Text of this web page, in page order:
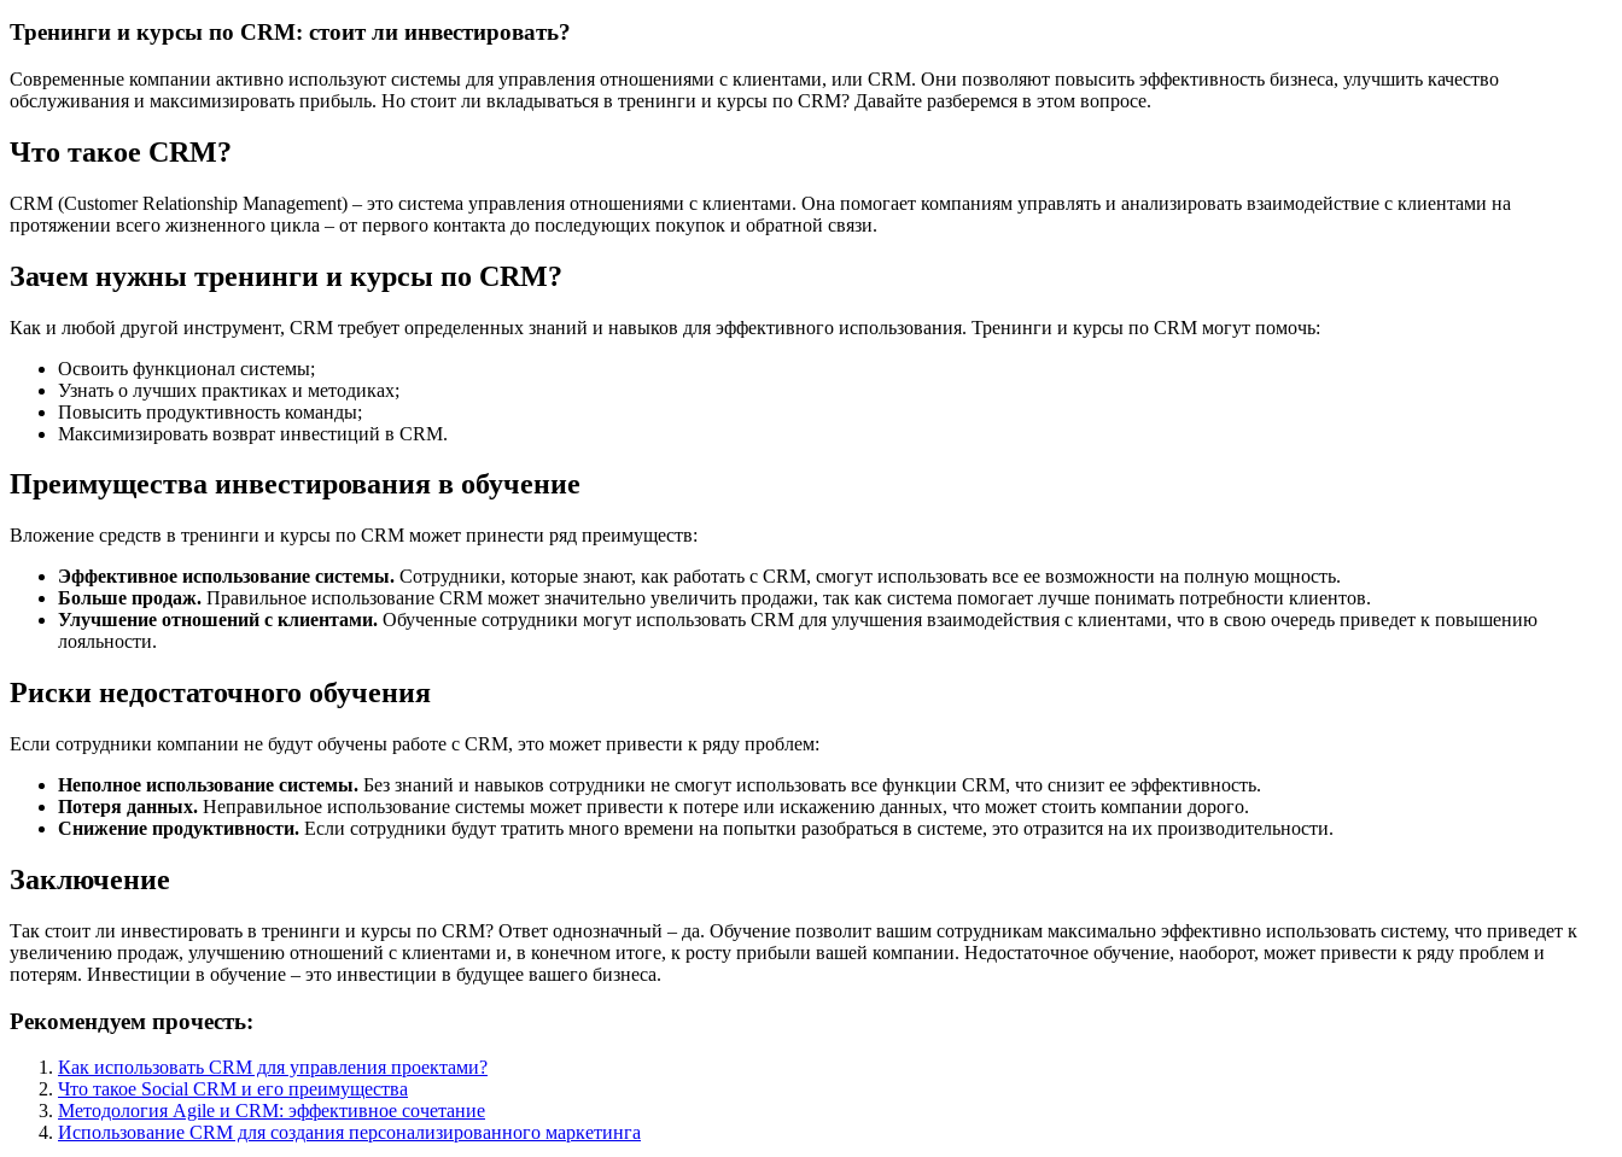
Тренинги и курсы по CRM: стоит ли инвестировать?
Современные компании активно используют системы для управления отношениями с клиентами, или CRM. Они позволяют повысить эффективность бизнеса, улучшить качество
обслуживания и максимизировать прибыль. Но стоит ли вкладываться в тренинги и курсы по CRM? Давайте разберемся в этом вопросе.
Что такое CRM?
CRM (Customer Relationship Management) – это система управления отношениями с клиентами. Она помогает компаниям управлять и анализировать взаимодействие с клиентами на
протяжении всего жизненного цикла – от первого контакта до последующих покупок и обратной связи.
Зачем нужны тренинги и курсы по CRM?
Как и любой другой инструмент, CRM требует определенных знаний и навыков для эффективного использования. Тренинги и курсы по CRM могут помочь:
Освоить функционал системы;
Узнать о лучших практиках и методиках;
Повысить продуктивность команды;
Максимизировать возврат инвестиций в CRM.
Преимущества инвестирования в обучение
Вложение средств в тренинги и курсы по CRM может принести ряд преимуществ:
Эффективное использование системы. Сотрудники, которые знают, как работать с CRM, смогут использовать все ее возможности на полную мощность.
Больше продаж. Правильное использование CRM может значительно увеличить продажи, так как система помогает лучше понимать потребности клиентов.
Улучшение отношений с клиентами. Обученные сотрудники могут использовать CRM для улучшения взаимодействия с клиентами, что в свою очередь приведет к повышению
лояльности.
Риски недостаточного обучения
Если сотрудники компании не будут обучены работе с CRM, это может привести к ряду проблем:
Неполное использование системы. Без знаний и навыков сотрудники не смогут использовать все функции CRM, что снизит ее эффективность.
Потеря данных. Неправильное использование системы может привести к потере или искажению данных, что может стоить компании дорого.
Снижение продуктивности. Если сотрудники будут тратить много времени на попытки разобраться в системе, это отразится на их производительности.
Заключение
Так стоит ли инвестировать в тренинги и курсы по CRM? Ответ однозначный – да. Обучение позволит вашим сотрудникам максимально эффективно использовать систему, что приведет к
увеличению продаж, улучшению отношений с клиентами и, в конечном итоге, к росту прибыли вашей компании. Недостаточное обучение, наоборот, может привести к ряду проблем и
потерям. Инвестиции в обучение – это инвестиции в будущее вашего бизнеса.
Рекомендуем прочесть:
Как использовать CRM для управления проектами?
Что такое Social CRM и его преимущества
Методология Agile и CRM: эффективное сочетание
Использование CRM для создания персонализированного маркетинга